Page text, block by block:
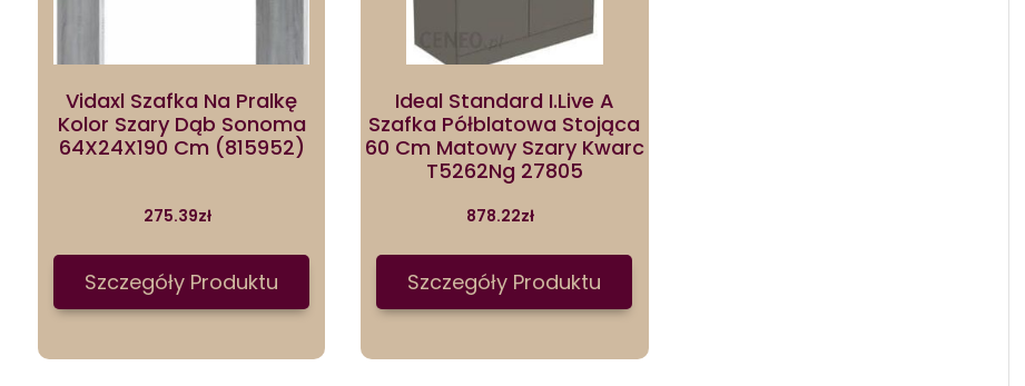
Vidaxl Szafka Na Pralkę
Kolor Szary Dąb Sonoma
64X24X190 Cm (815952)
275.39zł
Szczegóły Produktu
Ideal Standard I.Live A
Szafka Półblatowa Stojąca
60 Cm Matowy Szary Kwarc
T5262Ng 27805
878.22zł
Szczegóły Produktu